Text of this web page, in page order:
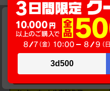
Dynabook dynabook S73/
商品価格(税込) 43,800円
オプション小計価格(税込)
商品合計価格(税込)
カー
おすすめ
当サイトでは利用体験の向上
ラフィックの分析を目的とし
サイトの閲覧を継続された場
のといたします。
承